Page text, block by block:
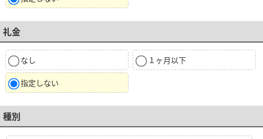
礼金
なし １ヶ月以下
指定しない
種別